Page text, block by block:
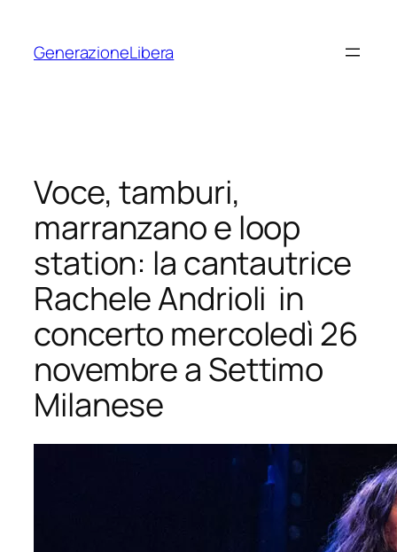
contenuto
GenerazioneLibera
Voce, tamburi,
marranzano e loop
station: la cantautrice
Rachele Andrioli in
concerto mercoledì 26
novembre a Settimo
Milanese